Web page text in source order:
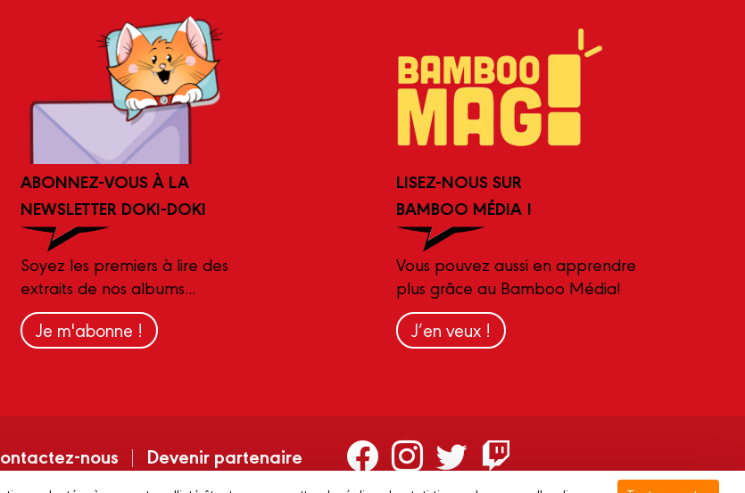
ABONNEZ-VOUS À LA
NEWSLETTER DOKI-DOKI
Soyez les premiers à lire des
extraits de nos albums...
Je m'abonne !
LISEZ-NOUS SUR
BAMBOO MÉDIA !
Vous pouvez aussi en apprendre
plus grâce au Bamboo Média!
J’en veux !
nous Devenir partenaire